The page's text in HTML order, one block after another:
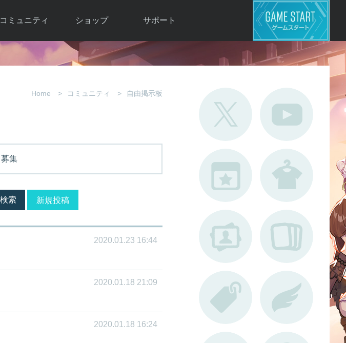
コミュニティ
自由掲示板
画像掲示板
ショップ
Y.Pの購入
アイテムカタロ
サポート
よくある質問
不具合対応状況
Home コミュニティ 自由掲示板
募集
新規投稿
2020.01.23 16:44
2020.01.18 21:09
2020.01.18 16:24